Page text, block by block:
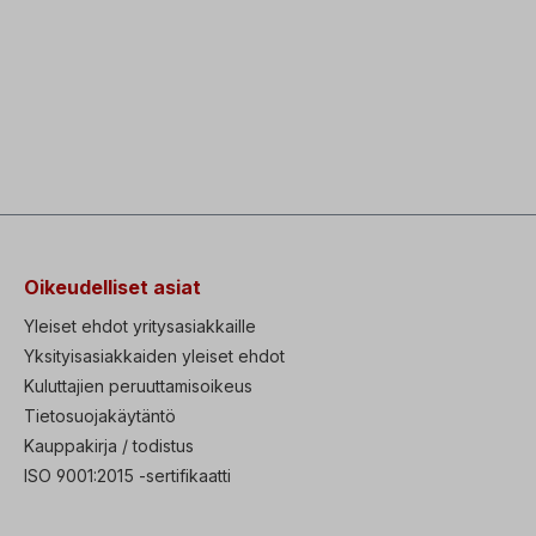
Oikeudelliset asiat
Yleiset ehdot yritysasiakkaille
Yksityisasiakkaiden yleiset ehdot
Kuluttajien peruuttamisoikeus
Tietosuojakäytäntö
Kauppakirja / todistus
ISO 9001:2015 -sertifikaatti